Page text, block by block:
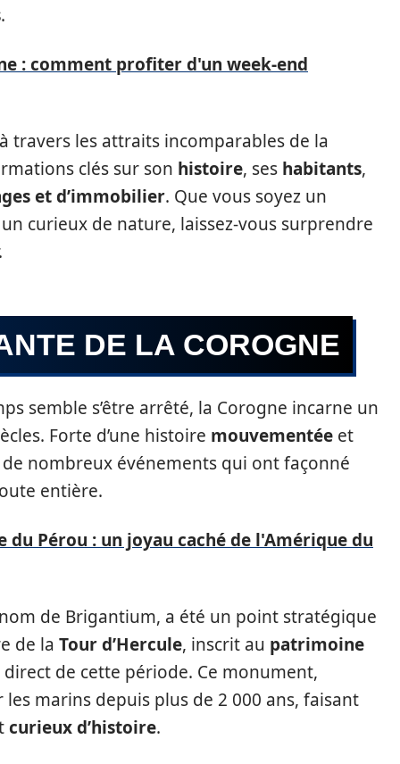
.
: comment profiter d'un week-end
travers les attraits incomparables de la
clés sur son histoire, ses habitants,
et d’immobilier. Que vous soyez un
curieux de nature, laissez-vous surprendre
DE LA COROGNE
semble s’être arrêté, la Corogne incarne un
Forte d’une histoire mouvementée et
nombreux événements qui ont façonné
entière.
du Pérou : un joyau caché de l'Amérique du
de Brigantium, a été un point stratégique
de la Tour d’Hercule, inscrit au patrimoine
de cette période. Ce monument,
marins depuis plus de 2 000 ans, faisant
curieux d’histoire.